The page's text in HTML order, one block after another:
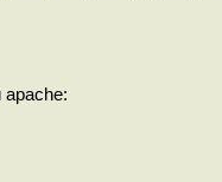
apache: